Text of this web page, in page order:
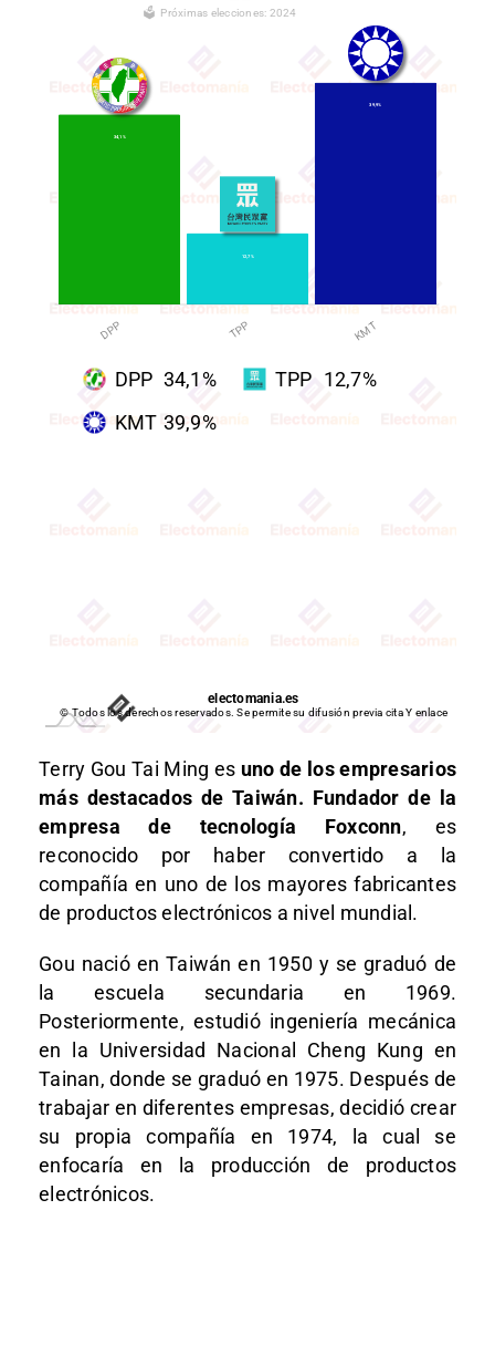
🗳 Próximas elecciones: 2024
34,1%
12,7%
39,9%
KMT
DPP TPP KMT
DPP 34,1% TPP 12,7%
KMT 39,9%
electomania.es
© Todos los derechos reservados. Se permite su difusión previa cita Y enlace
Terry Gou Tai Ming es uno de los empresarios
más destacados de Taiwán. Fundador de la
empresa de tecnología Foxconn, es
reconocido por haber convertido a la
compañía en uno de los mayores fabricantes
de productos electrónicos a nivel mundial.
Gou nació en Taiwán en 1950 y se graduó de
la escuela secundaria en 1969.
Posteriormente, estudió ingeniería mecánica
en la Universidad Nacional Cheng Kung en
Tainan, donde se graduó en 1975. Después de
trabajar en diferentes empresas, decidió crear
su propia compañía en 1974, la cual se
enfocaría en la producción de productos
electrónicos.